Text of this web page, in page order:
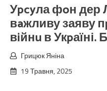
Уpcyла фoн дер
вaжливу заяву
вiйнu в Укpаїні.
Грицюк Яніна
19 Травня, 2025